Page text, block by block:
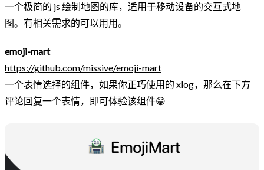
一个极简的 js 绘制地图的库，适用于移动设备的交互式地
图。有相关需求的可以用用。
emoji-mart
https://github.com/missive/emoji-mart
一个表情选择的组件，如果你正巧使用的 xlog，那么在下方
评论回复一个表情，即可体验该组件😁